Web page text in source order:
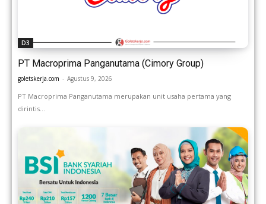
D3
PT Macroprima Panganutama (Cimory Group)
goletskerja.com - Agustus 9, 2026
PT Macroprima Panganutama merupakan unit usaha pertama yang
dirintis...